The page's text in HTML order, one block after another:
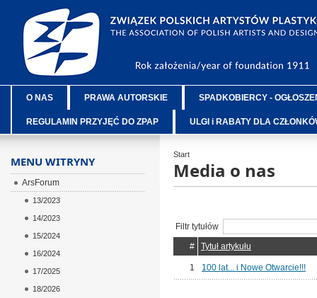
O NAS PRAWA AUTORSKIE SPADKOBIERCY -
REGULAMIN PRZYJĘĆ DO ZPAP ULGI i RABATY DLA
Start
Media o nas
Filtr tytułów
#
Tytuł artykułu
1 100 lat... i Nowe Otwarcie!!!
MENU WITRYNY
ArsForum
13/2023
14/2023
15/2024
16/2024
17/2025
18/2026